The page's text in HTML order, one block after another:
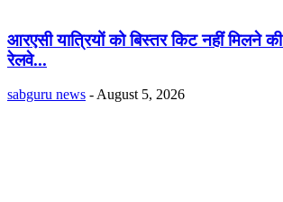
आरएसी यात्रियों को बिस्तर किट नहीं मिलने
रेलवे...
sabguru news - August 5, 2026